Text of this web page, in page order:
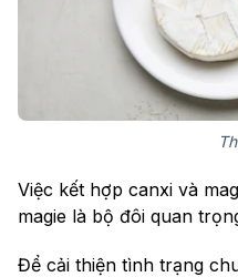
Việc kết hợp canxi và
magie là bộ đôi quan
Để cải thiện tình trạng